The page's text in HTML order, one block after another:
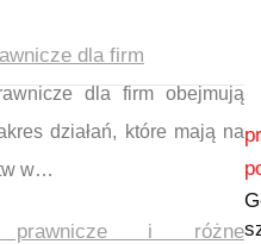
dla firm
dla firm obejmują
działań, które mają na
w…
prawnicze i różne